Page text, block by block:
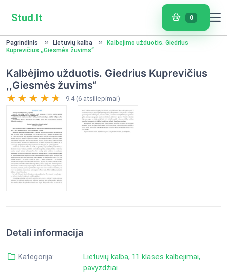
Stud.lt 0
Pagrindinis Lietuvių kalba
Kalbėjimo užduotis. Giedrius
Kuprevičius ,,Giesmės žuvims“
Kalbėjimo užduotis. Giedrius Kuprevičius
,,Giesmės žuvims“
9.4 (6 atsiliepimai)
Detali informacija
Kategorija: Lietuvių kalba, 11 klasės kalbėjimai,
pavyzdžiai